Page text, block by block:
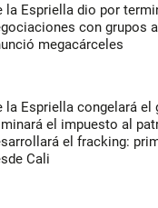
la Espriella dio por
con grupos
megacárceles
la Espriella congelará el
el impuesto al
el fracking:
Cali